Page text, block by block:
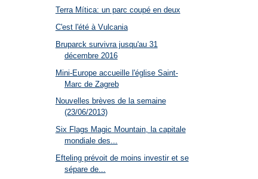
Terra Mítica: un parc coupé en deux
C'est l'été à Vulcania
Bruparck survivra jusqu'au 31
décembre 2016
Mini-Europe accueille l'église Saint-
Marc de Zagreb
Nouvelles brèves de la semaine
(23/06/2013)
Six Flags Magic Mountain, la capitale
mondiale des...
Efteling prévoit de moins investir et se
sépare de...